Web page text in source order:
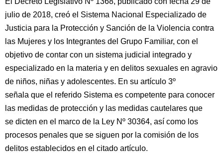
julio de 2018, creó el Sistema Nacional Especializado de
Justicia para la Protección y Sanción de la Violencia contra
las Mujeres y los Integrantes del Grupo Familiar, con el
objetivo de contar con un sistema judicial integrado y
especializado en la materia y en delitos sexuales en agravio
de niños, niñas y adolescentes. En su artículo 3º
señala que el referido Sistema es competente para conocer
las medidas de protección y las medidas cautelares que
se dicten en el marco de la Ley Nº 30364, así como los
procesos penales que se siguen por la comisión de los
delitos establecidos en el citado artículo.